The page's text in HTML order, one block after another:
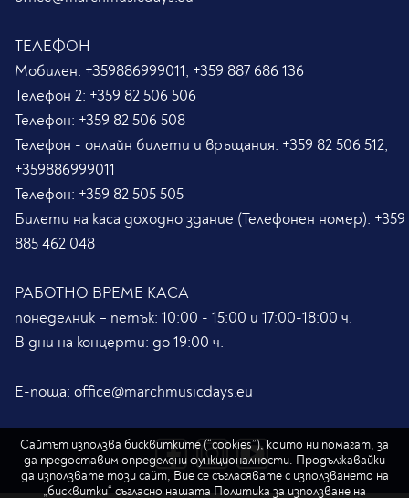
Сайтът използва бисквитките (“cookies”), които ни помагат, за
да предоставим определени функционалности. Продължавайки
да използвате този сайт, Вие се съгласявате с използването на
„бисквитки“ съгласно нашата Политика за използване на
ТЕЛЕФОН
Мобилен: +359886999011; +359 887 686 136
Телефон 2: +359 82 506 506
Телефон: +359 82 506 508
Телефон - онлайн билети и връщания: +359 82 506 512;
+359886999011
Телефон: +359 82 505 505
Билети на каса доходно здание (Телефонен номер): +359
885 462 048
РАБОТНО ВРЕМЕ КАСА
понеделник – петък: 10:00 - 15:00 и 17:00-18:00 ч.
В дни на концерти: до 19:00 ч.
Е-поща: office@marchmusicdays.eu